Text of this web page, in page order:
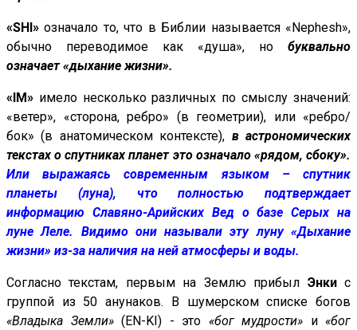
«SHI» означало то, что в Библии называется «Nephesh»,
обычно переводимое как «душа», но буквально
означает «дыхание жизни».
«IM» имело несколько различных по смыслу значений:
«ветер», «сторона, ребро» (в геометрии), или «ребро/
бок» (в анатомическом контексте), в астрономических
текстах о спутниках планет это означало «рядом, сбоку».
Или выражаясь современным языком – спутник
планеты (луна), что полностью подтверждает
информацию Славяно-Арийских Вед о базе Серых на
луне Леле. Видимо они называли эту луну «Дыхание
жизни» из-за наличия на ней атмосферы и воды.
Согласно текстам, первым на Землю прибыл Энкис
группой из 50 анунаков. В шумерском списке богов
«Владыка Земли»(EN-KI) - это «бог мудрости» и «бог